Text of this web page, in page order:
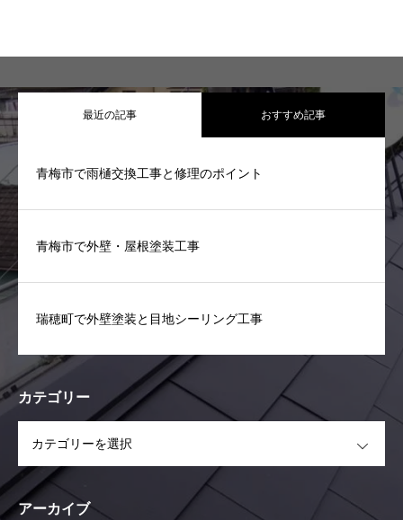
最近の記事 おすすめ記事
青梅市で雨樋交換工事と修理のポイント
青梅市で外壁・屋根塗装工事
瑞穂町で外壁塗装と目地シーリング工事
カテゴリー
アーカイブ